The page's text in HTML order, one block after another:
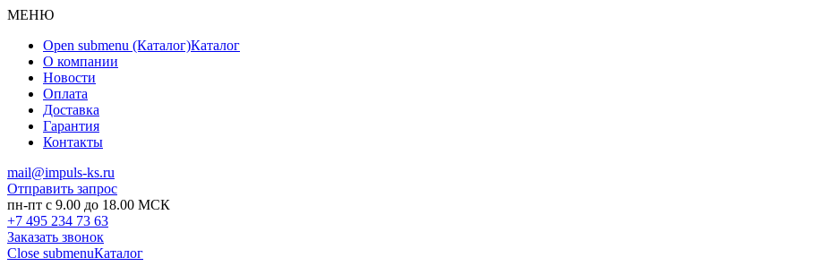
МЕНЮ
Open submenu (Каталог)Каталог
О компании
Новости
Оплата
Доставка
Гарантия
Контакты
mail@impuls-ks.ru
Отправить запрос
пн-пт с 9.00 до 18.00 МСК
+7 495 234 73 63
Заказать звонок
Close submenuКаталог